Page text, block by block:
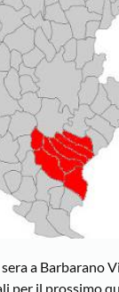
sera a Barbarano
per il prossimo